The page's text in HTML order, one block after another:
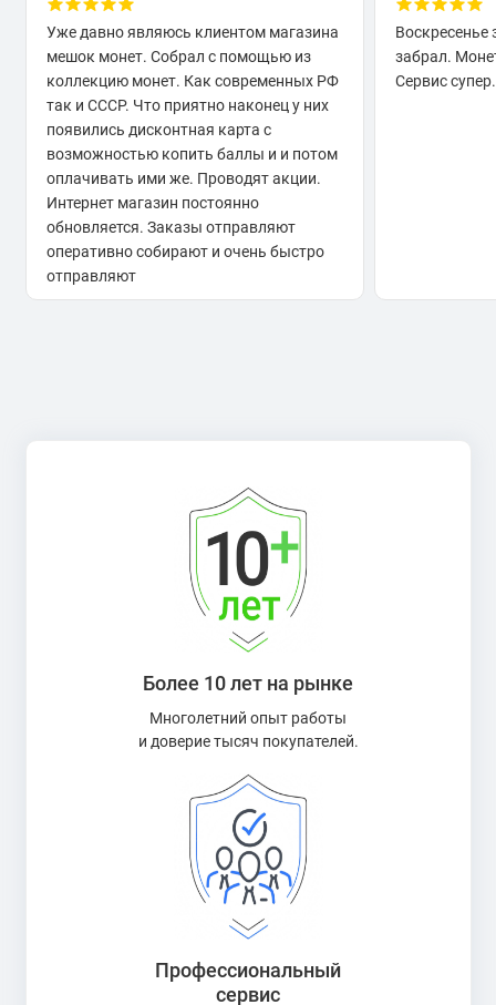
Уже давно являюсь клиентом магазина
мешок монет. Собрал с помощью из
коллекцию монет. Как современных РФ
так и СССР. Что приятно наконец у них
появились дисконтная карта с
возможностью копить баллы и и потом
оплачивать ими же. Проводят акции.
Интернет магазин постоянно
обновляется. Заказы отправляют
оперативно собирают и очень быстро
отправляют
Воскресенье
забрал.
Сервис
Более 10 лет на рынке
Многолетний опыт работы
и доверие тысяч покупателей.
Профессиональный
сервис